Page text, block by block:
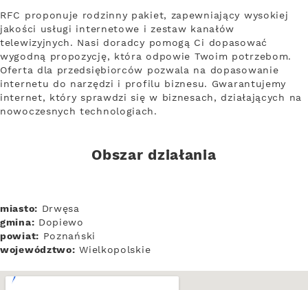
RFC proponuje rodzinny pakiet, zapewniający wysokiej
jakości usługi internetowe i zestaw kanałów
telewizyjnych. Nasi doradcy pomogą Ci dopasować
wygodną propozycję, która odpowie Twoim potrzebom.
Oferta dla przedsiębiorców pozwala na dopasowanie
internetu do narzędzi i profilu biznesu. Gwarantujemy
internet, który sprawdzi się w biznesach, działających na
nowoczesnych technologiach.
Obszar działania
miasto: Drwęsa
gmina: Dopiewo
powiat: Poznański
województwo: Wielkopolskie